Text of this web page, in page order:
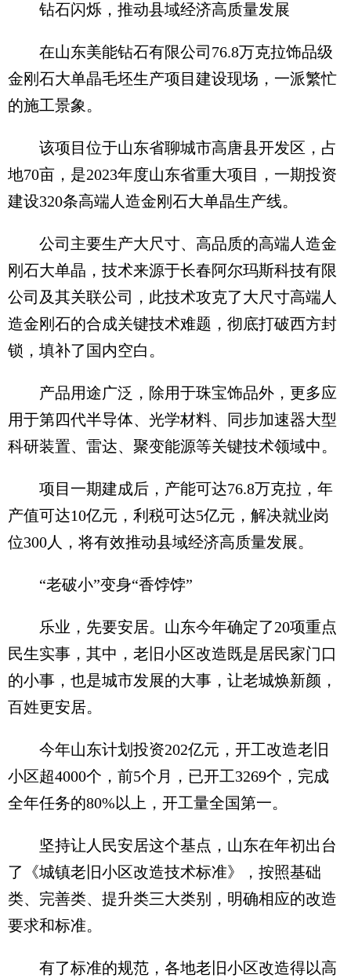
钻石闪烁，推动县域经济高质量发展
在山东美能钻石有限公司76.8万克拉饰品级
金刚石大单晶毛坯生产项目建设现场，一派繁忙
的施工景象。
该项目位于山东省聊城市高唐县开发区，占
地70亩，是2023年度山东省重大项目，一期投资
建设320条高端人造金刚石大单晶生产线。
公司主要生产大尺寸、高品质的高端人造金
刚石大单晶，技术来源于长春阿尔玛斯科技有限
公司及其关联公司，此技术攻克了大尺寸高端人
造金刚石的合成关键技术难题，彻底打破西方封
锁，填补了国内空白。
产品用途广泛，除用于珠宝饰品外，更多应
用于第四代半导体、光学材料、同步加速器大型
科研装置、雷达、聚变能源等关键技术领域中。
项目一期建成后，产能可达76.8万克拉，年
产值可达10亿元，利税可达5亿元，解决就业岗
位300人，将有效推动县域经济高质量发展。
“老破小”变身“香饽饽”
乐业，先要安居。山东今年确定了20项重点
民生实事，其中，老旧小区改造既是居民家门口
的小事，也是城市发展的大事，让老城焕新颜，
百姓更安居。
今年山东计划投资202亿元，开工改造老旧
小区超4000个，前5个月，已开工3269个，完成
全年任务的80%以上，开工量全国第一。
坚持让人民安居这个基点，山东在年初出台
了《城镇老旧小区改造技术标准》，按照基础
类、完善类、提升类三大类别，明确相应的改造
要求和标准。
有了标准的规范，各地老旧小区改造得以高